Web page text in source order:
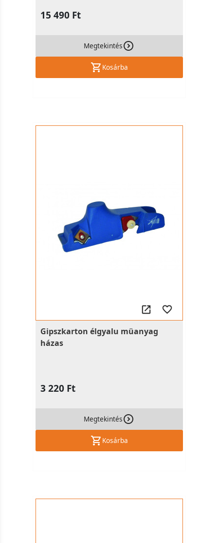
15 490 Ft
Megtekintés
Kosárba
Gipszkarton élgyalu müanyag
házas
3 220 Ft
Megtekintés
Kosárba